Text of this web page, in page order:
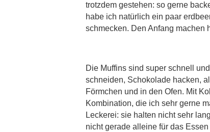
trotzdem gestehen: so gerne
habe ich natürlich ein paar
schmecken. Den Anfang machen
Die Muffins sind super schnell
schneiden, Schokolade hacken,
Förmchen und in den Ofen. Mit
Kombination, die ich sehr gerne
Leckerei: sie halten nicht sehr
nicht gerade alleine für das